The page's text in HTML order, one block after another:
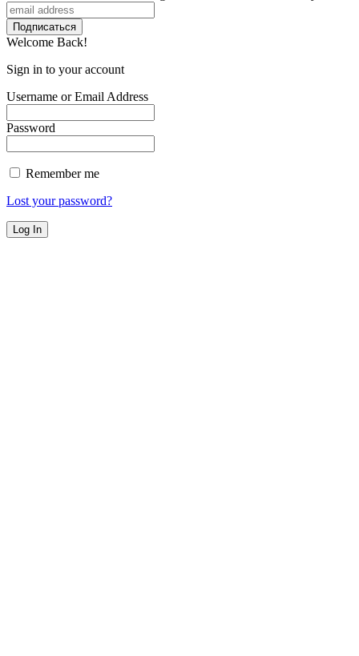
Welcome Back!
Sign in to your account
Username or Email Address
Password
Remember me
Lost your password?